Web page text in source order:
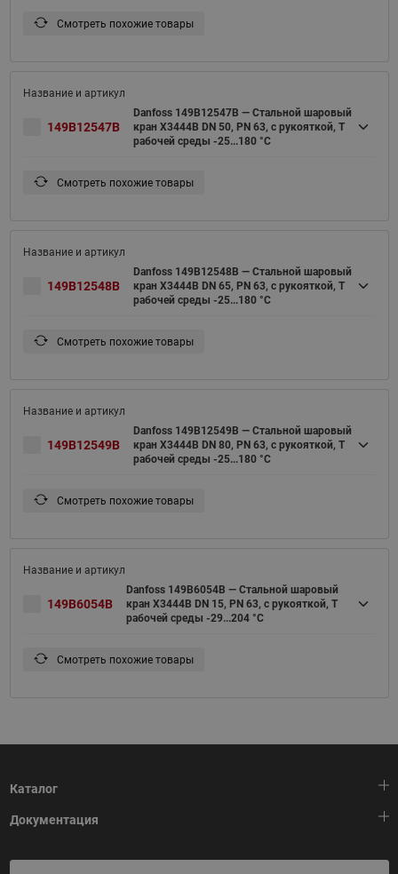
Смотреть похожие товары
149B12547B
Danfoss 149B12547B — Стальной шаровый
кран X3444B DN 50, PN 63, с рукояткой, T
рабочей среды -25...180 °С
Смотреть похожие товары
149B12548B
Danfoss 149B12548B — Стальной шаровый
кран X3444B DN 65, PN 63, с рукояткой, T
рабочей среды -25...180 °С
Смотреть похожие товары
149B12549B
Danfoss 149B12549B — Стальной шаровый
кран X3444B DN 80, PN 63, с рукояткой, T
рабочей среды -25...180 °С
Смотреть похожие товары
149B6054B
Danfoss 149B6054B — Стальной шаровый
кран X3444B DN 15, PN 63, с рукояткой, T
рабочей среды -29...204 °С
Смотреть похожие товары
Каталог
Тепловая автоматика
Холодильная техника
Документация
HeatPlatform (Тепловая платформа)